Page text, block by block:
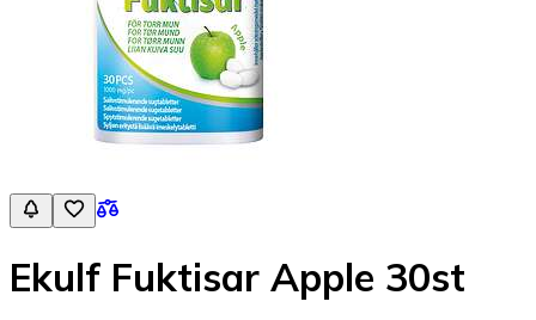
Ekulf Fuktisar Apple 30st